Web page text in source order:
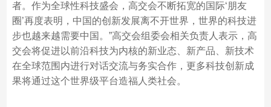
者。作为全球性科技盛会，高交会不断拓宽的国际‘朋友
圈’再度表明，中国的创新发展离不开世界，世界的科技进
步也越来越需要中国。”高交会组委会相关负责人表示，高
交会将促进以前沿科技为内核的新业态、新产品、新技术
在全球范围内进行对话交流与务实合作，更多科技创新成
果将通过这个世界级平台造福人类社会。